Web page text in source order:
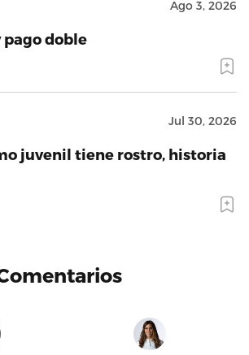
Ago 3, 2026
pago doble
Jul 30, 2026
juvenil tiene rostro, historia